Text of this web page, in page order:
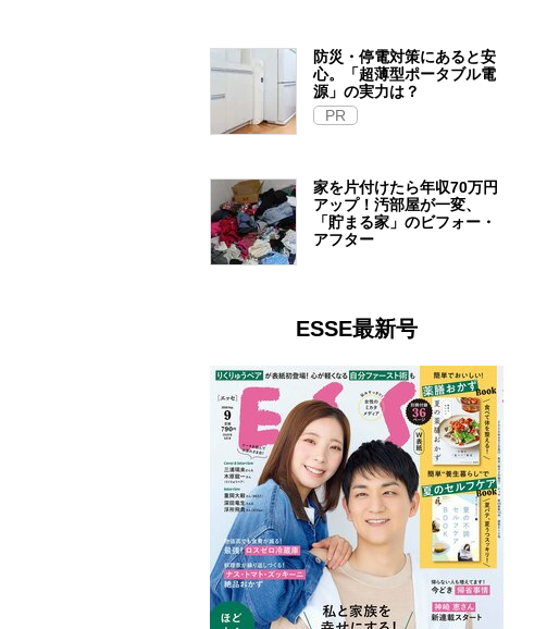
防災・停電対策にあると安
心。「超薄型ポータブル電
源」の実力は？​
PR
家を片付けたら年収70万円
アップ！汚部屋が一変、
「貯まる家」のビフォー・
アフター
ESSE最新号